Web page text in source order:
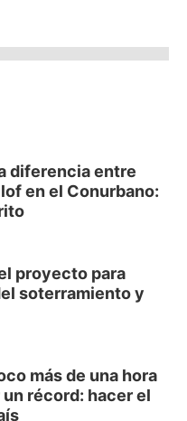
diferencia entre
en el Conurbano:
proyecto para
soterramiento y
más de una hora
récord: hacer el